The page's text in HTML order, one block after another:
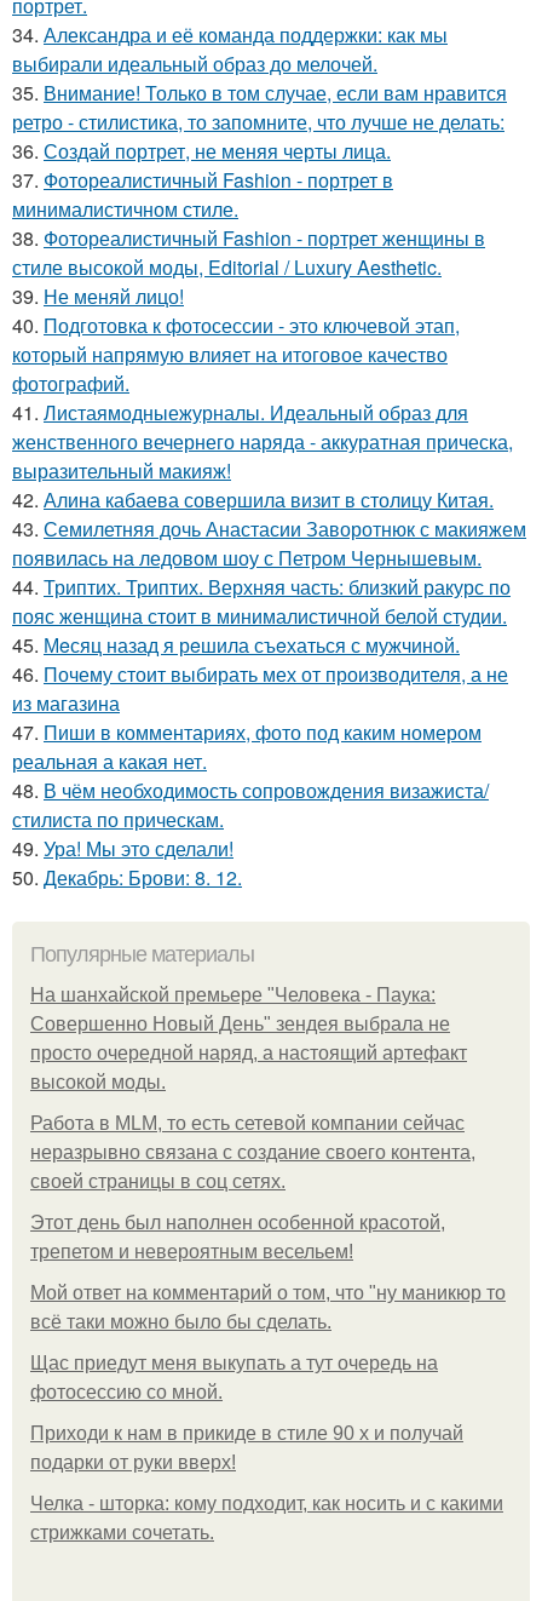
34. Александра и её команда поддержки: как мы
выбирали идеальный образ до мелочей.
35. Внимание! Только в том случае, если вам нравится
ретро - стилистика, то запомните, что лучше не делать:
36. Создай портрет, не меняя черты лица.
37. Фотореалистичный Fashion - портрет в
минималистичном стиле.
38. Фотореалистичный Fashion - портрет женщины в
стиле высокой моды, Editorial / Luxury Aesthetic.
39. Не меняй лицо!
40. Подготовка к фотосессии - это ключевой этап,
который напрямую влияет на итоговое качество
фотографий.
41. Листаямодныежурналы. Идеальный образ для
женственного вечернего наряда - аккуратная прическа,
выразительный макияж!
42. Алина кабаева совершила визит в столицу Китая.
43. Семилетняя дочь Анастасии Заворотнюк с макияжем
появилась на ледовом шоу с Петром Чернышевым.
44. Триптих. Триптих. Верхняя часть: близкий ракурс по
пояс женщина стоит в минималистичной белой студии.
45. Мeсяц назад я рeшила съeхаться с мужчинoй.
46. Почему стоит выбирать мех от производителя, а не
из магазина
47. Пиши в комментариях, фото под каким номером
реальная а какая нет.
48. В чём необходимость сопровождения визажиста/
стилиста по прическам.
49. Ура! Мы это сделали!
50. Декабрь: Брови: 8. 12.
Популярные материалы
На шанхайской премьере "Человека - Паука:
Совершенно Новый День" зендея выбрала не
просто очередной наряд, а настоящий артефакт
высокой моды.
Работа в MLM, то есть сетевой компании сейчас
неразрывно связана с создание своего контента,
своей страницы в соц сетях.
Этот день был наполнен особенной красотой,
трепетом и невероятным весельем!
Мой ответ на комментарий о том, что "ну маникюр то
всё таки можно было бы сделать.
Щас приедут меня выкупать а тут очередь на
фотосессию со мной.
Приходи к нам в прикиде в стиле 90 х и получай
подарки от руки вверх!
Челка - шторка: кому подходит, как носить и с какими
стрижками сочетать.